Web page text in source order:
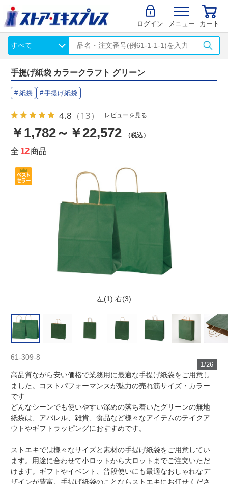
ログイン メニュー カート
手提げ紙袋 カラークラフト グリーン
紙袋 手提げ紙袋
4.8 （13） レビューを見る
￥1,782～￥22,572 （税込）
全 12商品
左(1) 右(3)
1/26
61-309-8
高品質ながら安い価格で業務用に最適な手提げ紙袋をご用意し
ました。コストパフォーマンスが魅力の売れ筋サイズ・カラー
です
どんなシーンでも使いやすい深めの落ち着いたグリーンの無地
紙袋は、アパレル、雑貨、食品など様々なアイテムのテイクア
ウトやギフトラッピングにおすすめです。
ストエキでは様々なサイズと素材の手提げ紙袋をご用意してい
ます。用途に合わせて小ロットから大ロットまでご注文いただ
けます。ギフトやイベント、普段使いにも最適なおしゃれなデ
ザインが豊富。手提げ紙袋のことならストエキにお任せくださ